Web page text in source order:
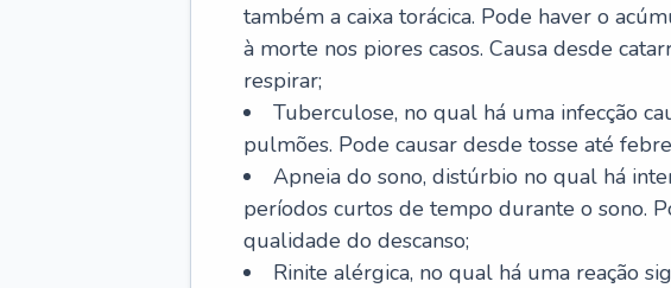
também a caixa torácica. Pode haver o
à morte nos piores casos. Causa desde
respirar;
Tuberculose, no qual há uma infecção
pulmões. Pode causar desde tosse até
Apneia do sono, distúrbio no qual há
períodos curtos de tempo durante o sono.
qualidade do descanso;
Rinite alérgica, no qual há uma reação